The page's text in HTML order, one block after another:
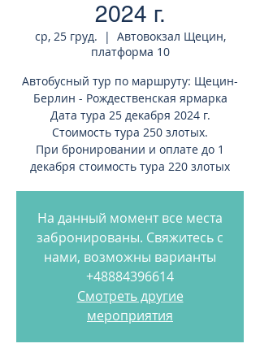
2024 г.
ср, 25 груд.
  |
Автовокзал Щецин,
платформа 10
Автобусный тур по маршруту: Щецин-
Берлин - Рождественская ярмарка
Дата тура 25 декабря 2024 г.
Стоимость тура 250 злотых.
При бронировании и оплате до 1
декабря стоимость тура 220 злотых
На данный момент все места
забронированы. Свяжитесь с
нами, возможны варианты
+48884396614
Смотреть другие
мероприятия